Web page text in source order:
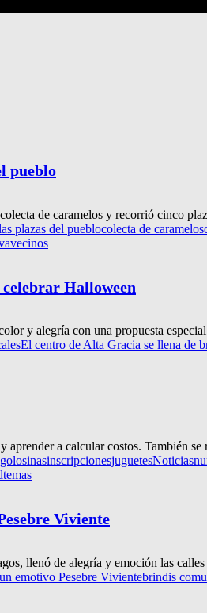
pueblo
de caramelos y recorrió cinco
plazas del pueblocolecta de caramelos
vecinos
Halloween
y alegría con una propuesta
El centro de Alta Gracia se llena de
a calcular costos. También
golosinasinscripcionesjuguetesNoticias
temas
Viviente
llenó de alegría y emoción las
emotivo Pesebre Vivientebrindis